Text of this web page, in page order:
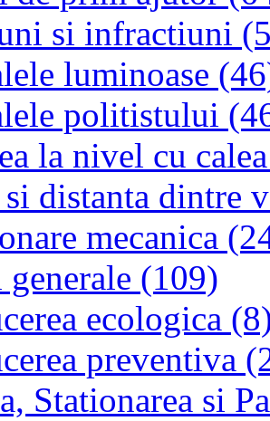
si infractiuni
luminoase
politistului
la nivel cu
distanta dintre
mecanica
(109)
ecologica
preventiva
Stationarea si